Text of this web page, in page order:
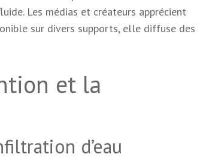
Les médias et créateurs apprécient
sur divers supports, elle diffuse des
et la
d’eau